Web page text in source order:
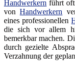
Handwerkern führt
vonHandwerkern
eines professionellen
die sich vor allem
bemerkbar machen.
durch gezielte
Verzahnung der